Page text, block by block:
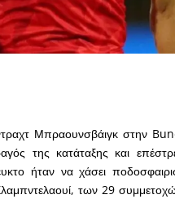
Μπραουνσβάιγκ στην
της κατάταξης και
ήταν να χάσει
των 29